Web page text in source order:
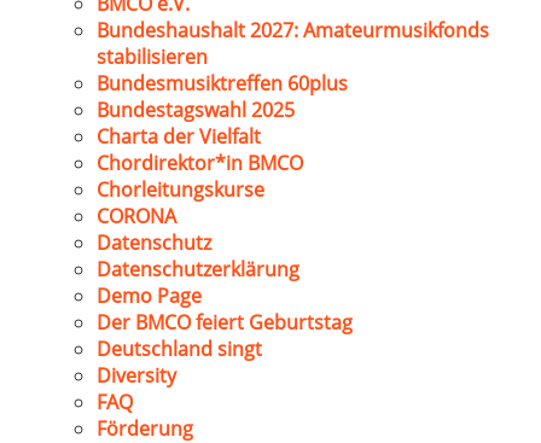
Bundeshaushalt 2027: Amateurmusikfonds
stabilisieren
Bundesmusiktreffen 60plus
Bundestagswahl 2025
Charta der Vielfalt
Chordirektor*in BMCO
Chorleitungskurse
CORONA
Datenschutz
Datenschutzerklärung
Demo Page
Der BMCO feiert Geburtstag
Deutschland singt
Diversity
FAQ
Förderung